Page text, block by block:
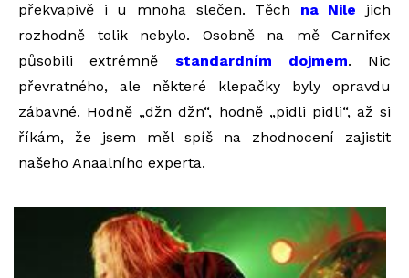
překvapivě i u mnoha slečen. Těch na Nile jich
rozhodně tolik nebylo. Osobně na mě Carnifex
působili extrémně standardním dojmem. Nic
převratného, ale některé klepačky byly opravdu
zábavné. Hodně „džn džn“, hodně „pidli pidli“, až si
říkám, že jsem měl spíš na zhodnocení zajistit
našeho Anaalního experta.